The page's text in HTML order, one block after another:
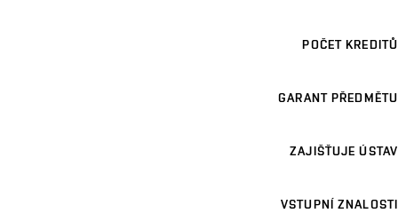
POČET KREDITŮ
GARANT PŘEDMĚTU
ZAJIŠŤUJE ÚSTAV
VSTUPNÍ ZNALOSTI